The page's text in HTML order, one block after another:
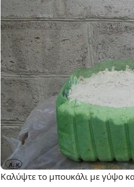
Καλύψτε το μπουκάλι με γύψο